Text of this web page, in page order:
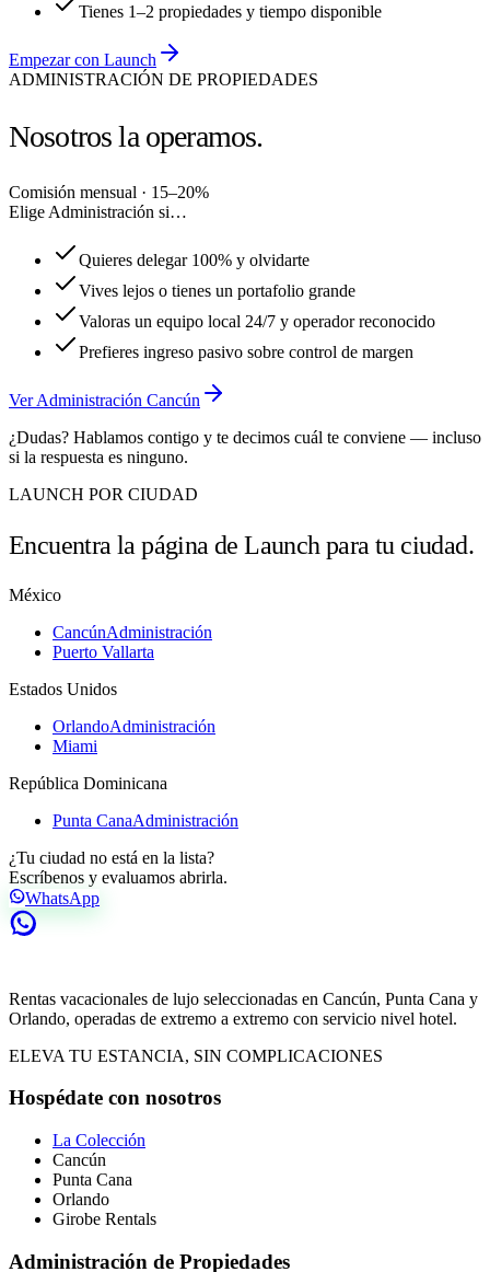
Tienes 1–2 propiedades y tiempo disponible
Empezar con Launch
ADMINISTRACIÓN DE PROPIEDADES
Nosotros la operamos.
Comisión mensual · 15–20%
Elige Administración si…
Quieres delegar 100% y olvidarte
Vives lejos o tienes un portafolio grande
Valoras un equipo local 24/7 y operador reconocido
Prefieres ingreso pasivo sobre control de margen
Ver Administración Cancún
¿Dudas? Hablamos contigo y te decimos cuál te conviene — incluso
si la respuesta es ninguno.
LAUNCH POR CIUDAD
Encuentra la página de Launch para tu ciudad.
México
CancúnAdministración
Puerto Vallarta
Estados Unidos
OrlandoAdministración
Miami
República Dominicana
Punta CanaAdministración
¿Tu ciudad no está en la lista?
Escríbenos y evaluamos abrirla.
WhatsApp
Rentas vacacionales de lujo seleccionadas en Cancún, Punta Cana y
Orlando, operadas de extremo a extremo con servicio nivel hotel.
ELEVA TU ESTANCIA, SIN COMPLICACIONES
Hospédate con nosotros
La Colección
Cancún
Punta Cana
Orlando
Girobe Rentals
Administración de Propiedades